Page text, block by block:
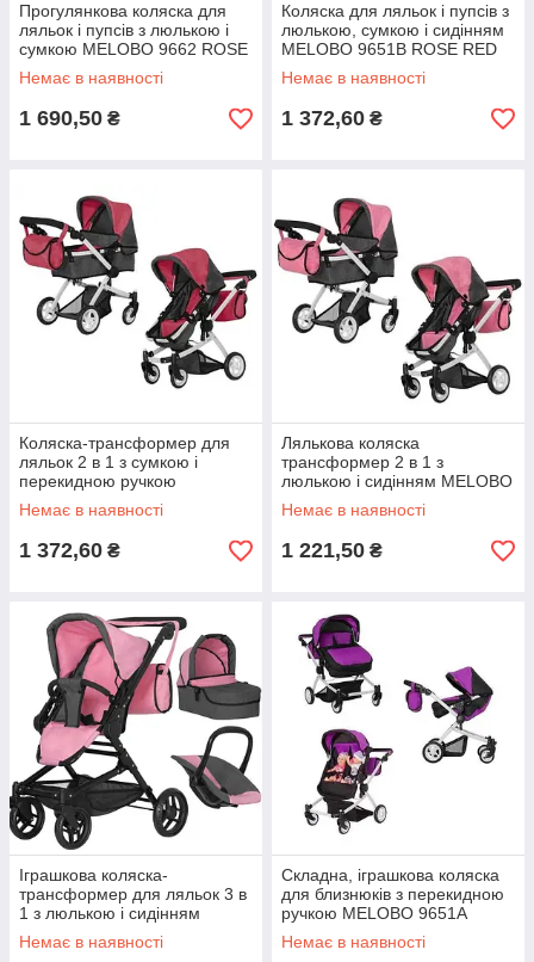
Прогулянкова коляска для
ляльок і пупсів з люлькою і
сумкою MELOBO 9662 ROSE
RED 2в1 CARRELLO AVANTI,
малинова
Немає в наявності
1 690,50 ₴
Коляска для ляльок і пупсів з
люлькою, сумкою і сидінням
MELOBO 9651B ROSE RED
CARRELLO MAESTRO,
малинова
Немає в наявності
1 372,60 ₴
Коляска-трансформер для
ляльок 2 в 1 з сумкою і
перекидною ручкою
CARRELLO MAESTRO 9651B
DEEP RED, червоний
Немає в наявності
1 372,60 ₴
Лялькова коляска
трансформер 2 в 1 з
люлькою і сидінням MELOBO
9651B PINK CARRELLO
MAESTRO, колір рожевий
Немає в наявності
1 221,50 ₴
Іграшкова коляска-
трансформер для ляльок 3 в
1 з люлькою і сидінням
MELOBO 9636 PINK
CARRELLO MAGIA , рожева
Немає в наявності
Складна, іграшкова коляска
для близнюків з перекидною
ручкою MELOBO 9651A
PURPLE, колір фіолетовий
Немає в наявності